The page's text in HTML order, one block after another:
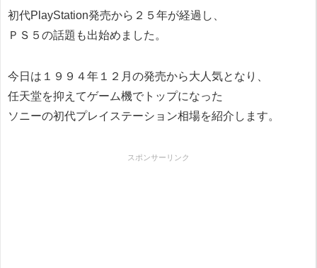
初代PlayStation発売から２５年が経過し、
ＰＳ５の話題も出始めました。
今日は１９９４年１２月の発売から大人気となり、
任天堂を抑えてゲーム機でトップになった
ソニーの初代プレイステーション相場を紹介します。
スポンサーリンク